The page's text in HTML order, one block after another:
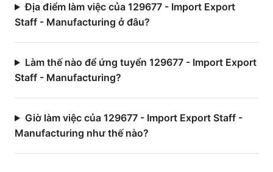
Địa điểm làm việc của 129677 - Import Export
Staff - Manufacturing ở đâu?
Làm thế nào để ứng tuyển 129677 - Import Export
Staff - Manufacturing?
Giờ làm việc của 129677 - Import Export Staff -
Manufacturing như thế nào?